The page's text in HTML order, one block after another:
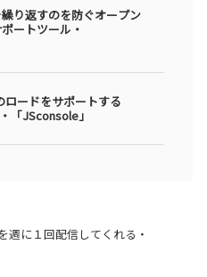
り返すのを防ぐオープン
ートツール・
ロードをサポートする
「JSconsole」
週に１回配信してくれる・